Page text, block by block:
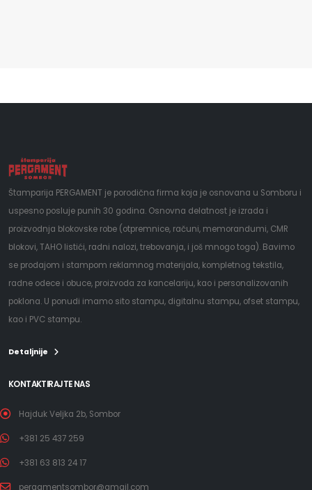
Štamparija PERGAMENT je porodična firma koja je osnovana u Somboru i
uspesno posluje punih 30 godina. Osnovna delatnost je izrada i
proizvodnja blokovske robe (otpremnice, računi, memorandumi, CMR
blokovi, TAHO listići, radni nalozi, trebovanja, i još mnogo toga). Bavimo
se prodajom i stampom reklamnog materijala, kompletnog tekstila,
radne odece i obuce, proizvoda za kancelariju, kao i personalizovanih
poklona. U ponudi imamo sito stampu, digitalnu stampu, ofset stampu,
kao i PVC stampu.
Detaljnije
KONTAKTIRAJTE NAS
Hajduk Veljka 2b, Sombor
+381 25 437 259
+381 63 813 24 17
pergamentsombor@gmail.com